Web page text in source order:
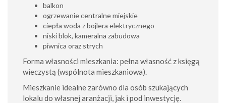
balkon
ogrzewanie centralne miejskie
ciepła woda z bojlera elektrycznego
niski blok, kameralna zabudowa
piwnica oraz strych
Forma własności mieszkania: pełna własność z księgą
wieczystą (wspólnota mieszkaniowa).
Mieszkanie idealne zarówno dla osób szukających
lokalu do własnej aranżacji, jak i pod inwestycję.